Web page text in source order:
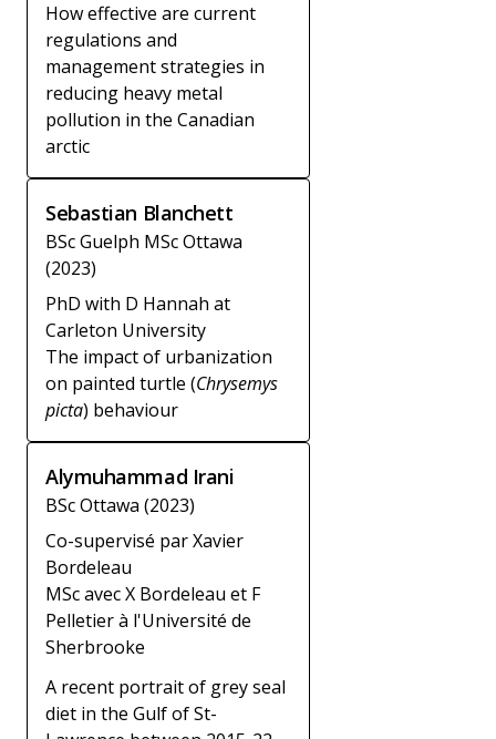
How effective are current
regulations and
management strategies in
reducing heavy metal
pollution in the Canadian
arctic
Sebastian Blanchett
BSc Guelph MSc Ottawa
(2023)
PhD with D Hannah at
Carleton University
The impact of urbanization
on painted turtle (Chrysemys
picta) behaviour
Alymuhammad Irani
BSc Ottawa (2023)
Co-supervisé par Xavier
Bordeleau
MSc avec X Bordeleau et F
Pelletier à l'Université de
Sherbrooke
A recent portrait of grey seal
diet in the Gulf of St-